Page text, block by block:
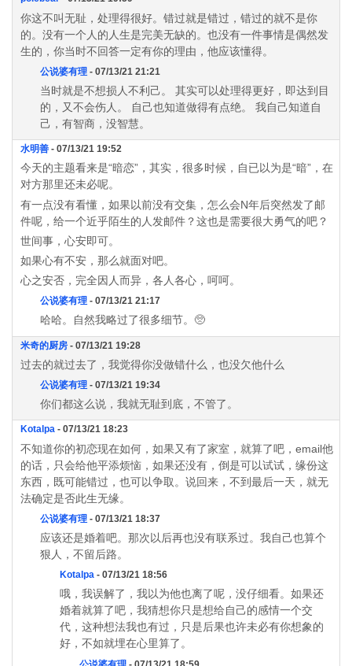
你这不叫无耻，处理得很好。错过就是错过，错过的就不是你
的。没有一个人的人生是完美无缺的。也没有一件事情是偶然发
生的，你当时不回答一定有你的理由，他应该懂得。
公说婆有理 - 07/13/21 21:21
当时就是不想损人不利己。 其实可以处理得更好，即达到目
的，又不会伤人。 自己也知道做得有点绝。 我自己知道自
己，有智商，没智慧。
水明善 - 07/13/21 19:52
今天的主题看来是“暗恋”，其实，很多时候，自已以为是“暗”，在
对方那里还未必呢。
有一点没有看懂，如果以前没有交集，怎么会N年后突然发了邮
件呢，给一个近乎陌生的人发邮件？这也是需要很大勇气的吧？
世间事，心安即可。
如果心有不安，那么就面对吧。
心之安否，完全因人而异，各人各心，呵呵。
公说婆有理 - 07/13/21 21:17
哈哈。自然我略过了很多细节。🥺
米奇的厨房 - 07/13/21 19:28
过去的就过去了，我觉得你没做错什么，也没欠他什么
公说婆有理 - 07/13/21 19:34
你们都这么说，我就无耻到底，不管了。
Kotalpa - 07/13/21 18:23
不知道你的初恋现在如何，如果又有了家室，就算了吧，email他
的话，只会给他平添烦恼，如果还没有，倒是可以试试，缘份这
东西，既可能错过，也可以争取。说回来，不到最后一天，就无
法确定是否此生无缘。
公说婆有理 - 07/13/21 18:37
应该还是婚着吧。那次以后再也没有联系过。我自己也算个
狠人，不留后路。
Kotalpa - 07/13/21 18:56
哦，我误解了，我以为他也离了呢，没仔细看。如果还
婚着就算了吧，我猜想你只是想给自己的感情一个交
代，这种想法我也有过，只是后果也许未必有你想象的
好，不如就埋在心里算了。